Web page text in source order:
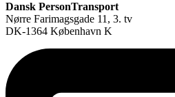
Dansk PersonTransport
Nørre Farimagsgade 11, 3. tv
DK-1364 København K